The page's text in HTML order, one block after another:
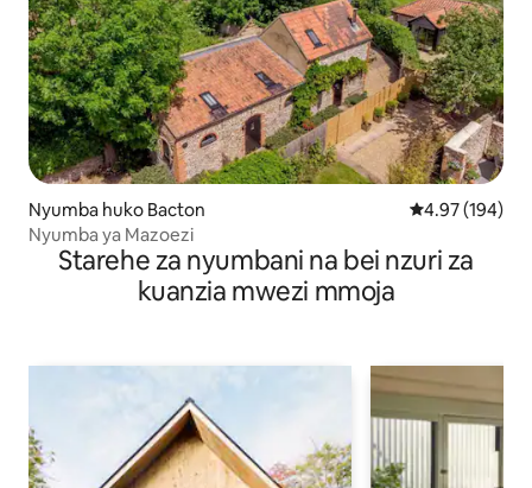
Nyumba huko Bacton Ukadiriaji wa
4.97 (194)
Nyumba ya Mazoezi
Starehe za nyumbani na bei nzuri za
kuanzia mwezi mmoja